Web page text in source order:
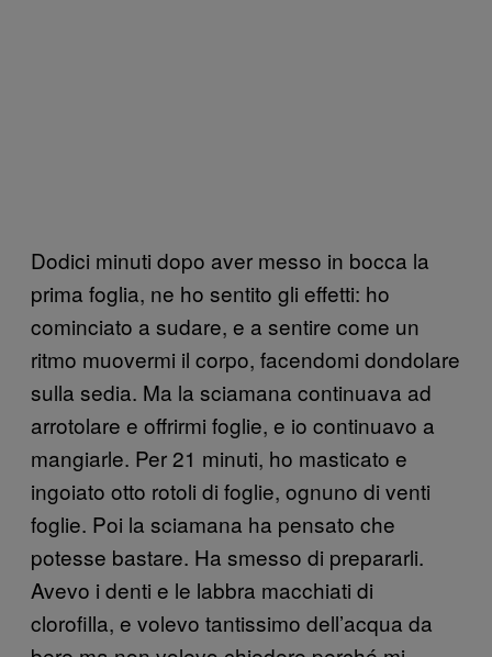
Dodici minuti dopo aver messo in bocca la
prima foglia, ne ho sentito gli effetti: ho
cominciato a sudare, e a sentire come un
ritmo muovermi il corpo, facendomi dondolare
sulla sedia. Ma la sciamana continuava ad
arrotolare e offrirmi foglie, e io continuavo a
mangiarle. Per 21 minuti, ho masticato e
ingoiato otto rotoli di foglie, ognuno di venti
foglie. Poi la sciamana ha pensato che
potesse bastare. Ha smesso di prepararli.
Avevo i denti e le labbra macchiati di
clorofilla, e volevo tantissimo dell’acqua da